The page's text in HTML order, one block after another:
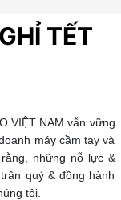
TẾT
VIỆT NAM vẫn vững
máy cầm tay và
những nỗ lực &
quý & đồng hành
tôi.